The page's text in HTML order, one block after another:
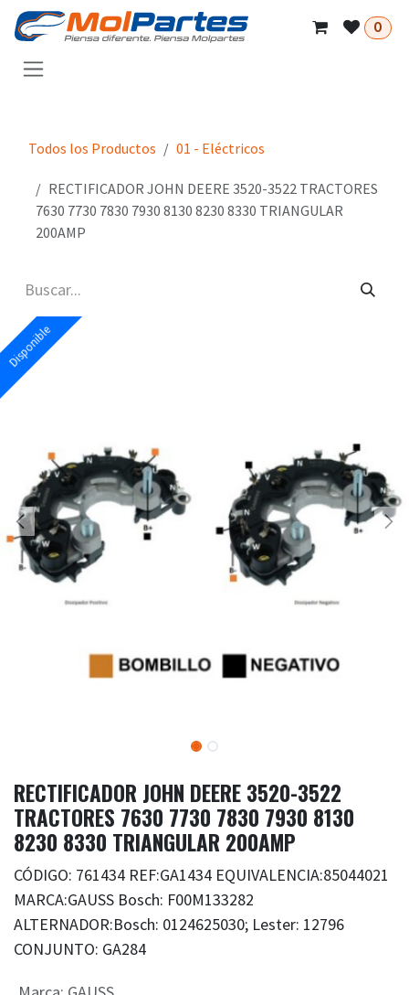
Ir al contenido
0
Todos los Productos 01 - Eléctricos
RECTIFICADOR JOHN DEERE 3520-3522 TRACTORES
7630 7730 7830 7930 8130 8230 8330 TRIANGULAR
200AMP
Disponible
Disponible
RECTIFICADOR JOHN DEERE 3520-3522
TRACTORES 7630 7730 7830 7930 8130
8230 8330 TRIANGULAR 200AMP
CÓDIGO: 761434 REF:GA1434 EQUIVALENCIA:85044021
MARCA:GAUSS Bosch: F00M133282
ALTERNADOR:Bosch: 0124625030; Lester: 12796
CONJUNTO: GA284